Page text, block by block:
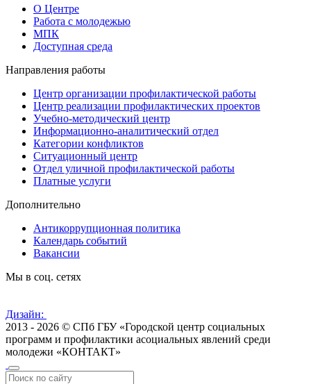
О Центре
Работа с молодежью
МПК
Доступная среда
Направления работы
Центр организации профилактической работы
Центр реализации профилактических проектов
Учебно-методический центр
Информационно-аналитический отдел
Категории конфликтов
Ситуационный центр
Отдел уличной профилактической работы
Платные услуги
Дополнительно
Антикоррупционная политика
Календарь событий
Вакансии
Мы в соц. сетях
Дизайн:
2013 - 2026 © СПб ГБУ «Городской центр социальных
программ и профилактики асоциальных явлений среди
молодежи «КОНТАКТ»